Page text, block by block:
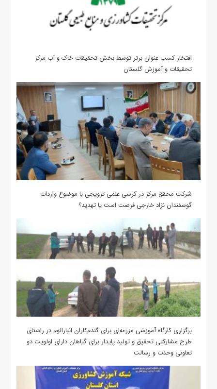
افتخار کسب عنوان برتر توسط بخش تحقیقات خاک و آب مرکز
تحقیقات و آموزش گلستان
شرکت محقق مرکز در کرسی علمی-ترویجی با موضوع واردات
گوسفندان نژاد خارجی فرصت است یا تهدید؟
برگزاری کارگاه آموزشی مزرعه‌ای برای گندم‌کاران انبارالوم در راستای
طرح مشارکتی تحقیق و تولید پایدار برای گیاهان دارای اولویت دو
تعاونی وحدت و رسالت